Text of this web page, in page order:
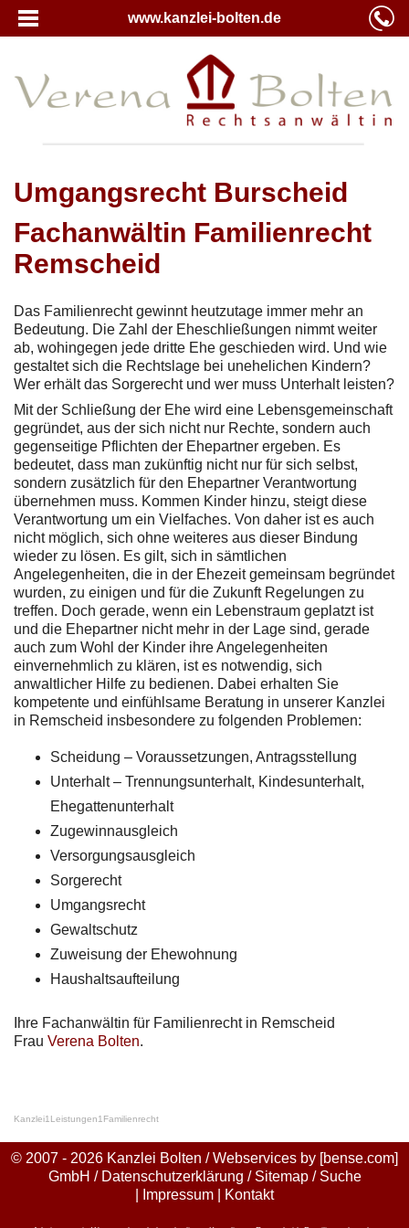
www.kanzlei-bolten.de
Umgangsrecht Burscheid
Fachanwältin Familienrecht
Remscheid
Das Familienrecht gewinnt heutzutage immer mehr an
Bedeutung. Die Zahl der Eheschließungen nimmt weiter
ab, wohingegen jede dritte Ehe geschieden wird. Und wie
gestaltet sich die Rechtslage bei unehelichen Kindern?
Wer erhält das Sorgerecht und wer muss Unterhalt leisten?
Mit der Schließung der Ehe wird eine Lebensgemeinschaft
gegründet, aus der sich nicht nur Rechte, sondern auch
gegenseitige Pflichten der Ehepartner ergeben. Es
bedeutet, dass man zukünftig nicht nur für sich selbst,
sondern zusätzlich für den Ehepartner Verantwortung
übernehmen muss. Kommen Kinder hinzu, steigt diese
Verantwortung um ein Vielfaches. Von daher ist es auch
nicht möglich, sich ohne weiteres aus dieser Bindung
wieder zu lösen. Es gilt, sich in sämtlichen
Angelegenheiten, die in der Ehezeit gemeinsam begründet
wurden, zu einigen und für die Zukunft Regelungen zu
treffen. Doch gerade, wenn ein Lebenstraum geplatzt ist
und die Ehepartner nicht mehr in der Lage sind, gerade
auch zum Wohl der Kinder ihre Angelegenheiten
einvernehmlich zu klären, ist es notwendig, sich
anwaltlicher Hilfe zu bedienen. Dabei erhalten Sie
kompetente und einfühlsame Beratung in unserer Kanzlei
in Remscheid insbesondere zu folgenden Problemen:
Scheidung – Voraussetzungen, Antragsstellung
Unterhalt – Trennungsunterhalt, Kindesunterhalt,
Ehegattenunterhalt
Zugewinnausgleich
Versorgungsausgleich
Sorgerecht
Umgangsrecht
Gewaltschutz
Zuweisung der Ehewohnung
Haushaltsaufteilung
Ihre Fachanwältin für Familienrecht in Remscheid
Frau Verena Bolten.
Kanzlei1 Leistungen1 Familienrecht
© 2007 - 2026 Kanzlei Bolten / Webservices by [bense.com]
GmbH / Datenschutzerklärung / Sitemap/ Suche
Impressum Kontakt